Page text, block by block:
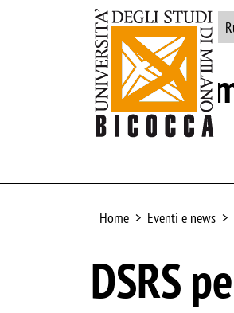
Ateneo Biblioteca
Home Eventi e news
DSRS